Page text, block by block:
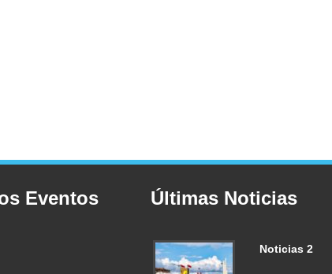
Eventos Últimas Noticias
Noticias 2